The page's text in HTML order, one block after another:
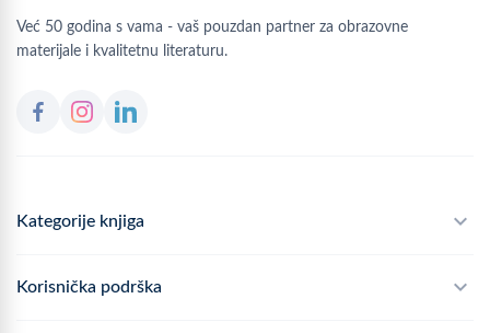
Već 50 godina s vama - vaš pouzdan partner za obrazovne
materijale i kvalitetnu literaturu.
Kategorije knjiga
Školski program
Korisnička podrška